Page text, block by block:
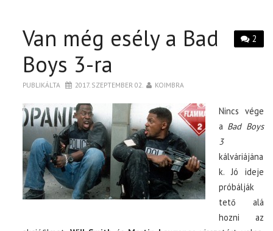
2
Van még esély a Bad
Boys 3-ra
PUBLIKÁLTA 2017. SZEPTEMBER 02. KOIMBRA
Nincs vége
a Bad Boys
3
kálváriájána
k. Jó ideje
próbálják
tető alá
hozni az